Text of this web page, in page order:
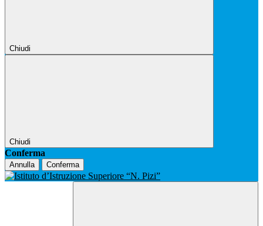
Chiudi
Chiudi
Conferma
Annulla Conferma